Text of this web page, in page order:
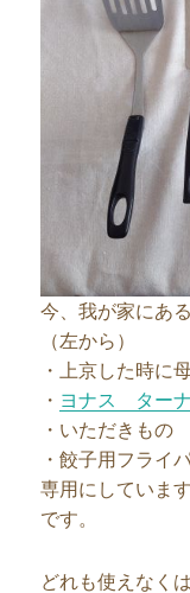
今、我が家にある
（左から）
・上京した時に
・ ヨナス ター
・いただきもの
・餃子用フライ
専用にしています
です。
どれも使えなく